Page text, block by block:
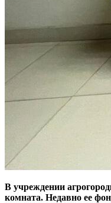
В учреждении
комната. Недавно ее